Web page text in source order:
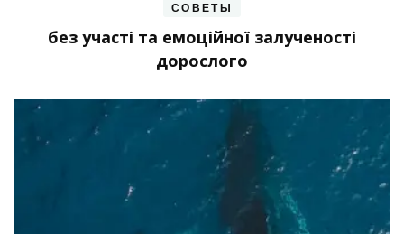
СОВЕТЫ
без участі та емоційної залученості
дорослого